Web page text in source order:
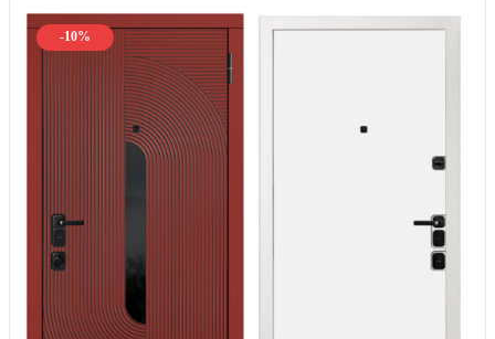
-10%